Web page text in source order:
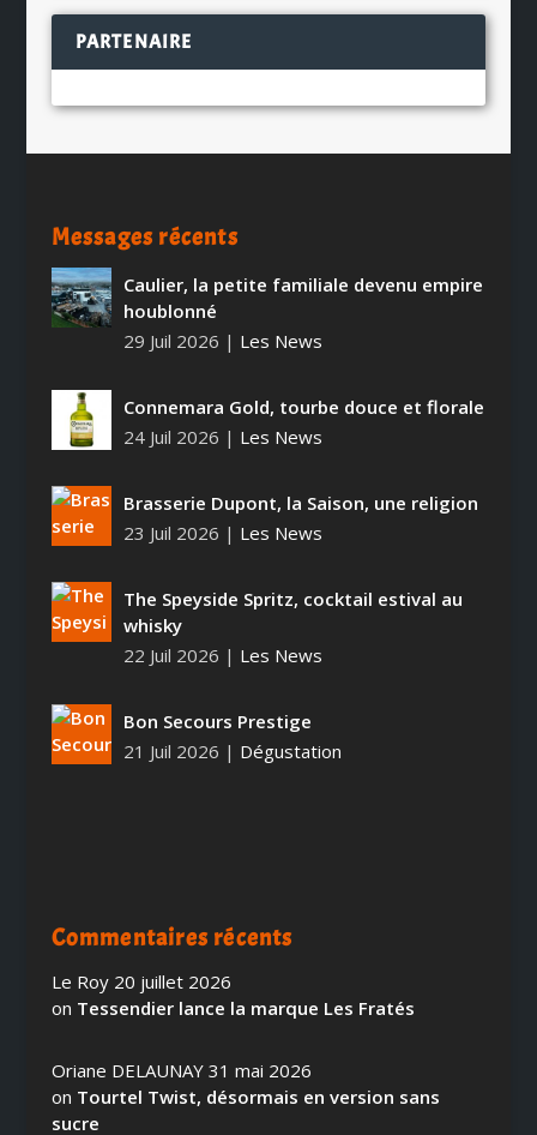
PARTENAIRE
Messages récents
Caulier, la petite familiale devenu empire
houblonné
29 Juil 2026 | Les News
Connemara Gold, tourbe douce et florale
24 Juil 2026 | Les News
Brasserie Dupont, la Saison, une religion
23 Juil 2026 | Les News
The Speyside Spritz, cocktail estival au
whisky
22 Juil 2026 | Les News
Bon Secours Prestige
21 Juil 2026 | Dégustation
Commentaires récents
Le Roy 20 juillet 2026
on Tessendier lance la marque Les Fratés
Oriane DELAUNAY 31 mai 2026
on Tourtel Twist, désormais en version sans
sucre